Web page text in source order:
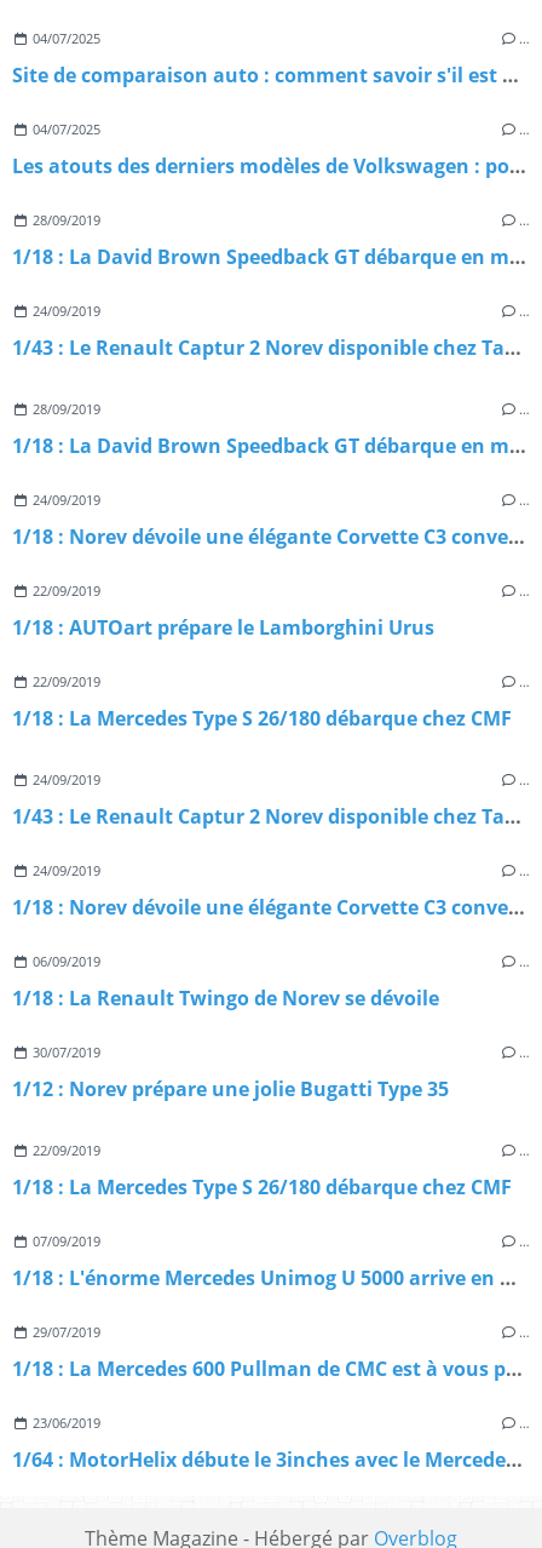
04/07/2025 …
Site de comparaison auto : comment savoir s'il est digne de confiance ?
04/07/2025 …
Les atouts des derniers modèles de Volkswagen : pourquoi les choisir ?
28/09/2019 …
1/18 : La David Brown Speedback GT débarque en miniature
24/09/2019 …
1/43 : Le Renault Captur 2 Norev disponible chez Tacot
28/09/2019 …
1/18 : La David Brown Speedback GT débarque en miniature
24/09/2019 …
1/18 : Norev dévoile une élégante Corvette C3 convertible
22/09/2019 …
1/18 : AUTOart prépare le Lamborghini Urus
22/09/2019 …
1/18 : La Mercedes Type S 26/180 débarque chez CMF
24/09/2019 …
1/43 : Le Renault Captur 2 Norev disponible chez Tacot
24/09/2019 …
1/18 : Norev dévoile une élégante Corvette C3 convertible
06/09/2019 …
1/18 : La Renault Twingo de Norev se dévoile
30/07/2019 …
1/12 : Norev prépare une jolie Bugatti Type 35
22/09/2019 …
1/18 : La Mercedes Type S 26/180 débarque chez CMF
07/09/2019 …
1/18 : L'énorme Mercedes Unimog U 5000 arrive en miniature
29/07/2019 …
1/18 : La Mercedes 600 Pullman de CMC est à vous pour 759 €
23/06/2019 …
1/64 : MotorHelix débute le 3inches avec le Mercedes G 63 AMG
Thème Magazine - Hébergé par Overblog